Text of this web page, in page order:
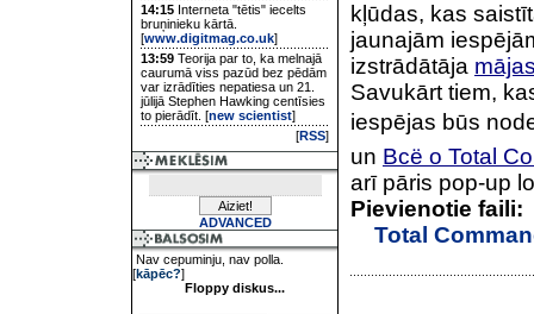
14:15 Interneta "tētis" iecelts
bruņinieku kārtā.
[www.digitmag.co.uk]
13:59 Teorija par to, ka melnajā
caurumā viss pazūd bez pēdām
var izrādīties nepatiesa un 21.
jūlijā Stephen Hawking centīsies
to pierādīt. [new scientist]
[RSS]
ADVANCED
Nav cepuminju, nav polla.
[kāpēc?]
Floppy diskus...
kļūdas, kas
jaunajām
izstrādātāja
Savukārt tiem,
iespējas būs
un Всё о Total
arī pāris pop-up
Pievienotie faili:
Total